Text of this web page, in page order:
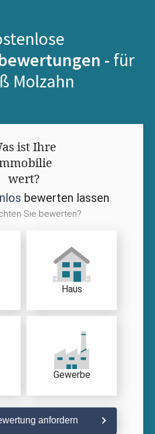
- für
Molzahn
ist Ihre
wert?
bewerten lassen
Sie bewerten?
Haus
Gewerbe
anfordern